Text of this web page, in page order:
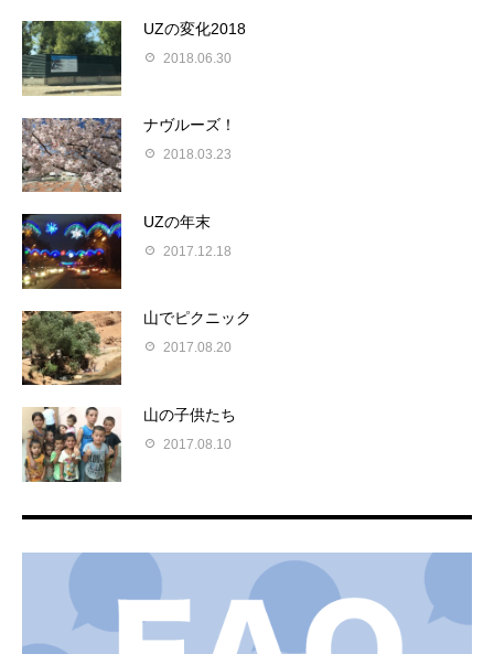
UZの変化2018
2018.06.30
ナヴルーズ！
2018.03.23
UZの年末
2017.12.18
山でピクニック
2017.08.20
山の子供たち
2017.08.10